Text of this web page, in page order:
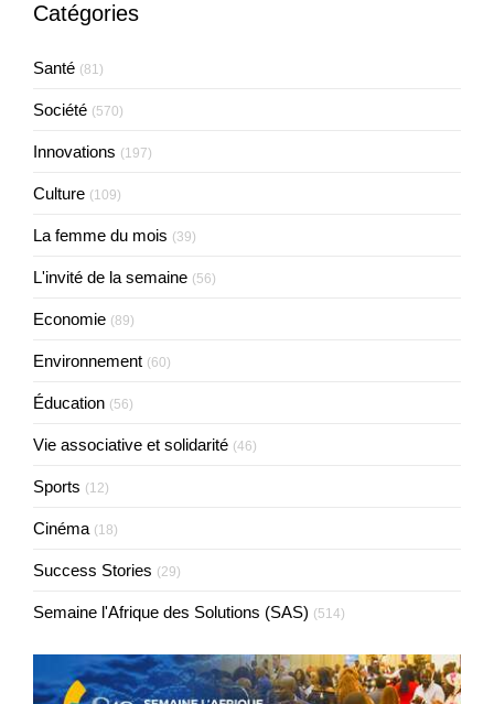
Catégories
Santé (81)
Société (570)
Innovations (197)
Culture (109)
La femme du mois (39)
L'invité de la semaine (56)
Economie (89)
Environnement (60)
Éducation (56)
Vie associative et solidarité (46)
Sports (12)
Cinéma (18)
Success Stories (29)
Semaine l'Afrique des Solutions (SAS) (514)